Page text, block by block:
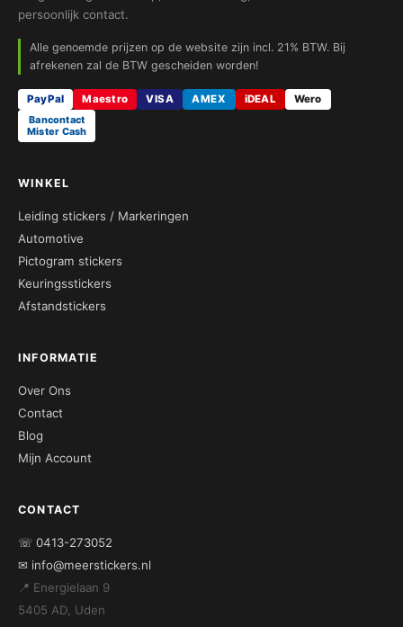
persoonlijk contact.
Alle genoemde prijzen op de website zijn incl. 21% BTW. Bij
afrekenen zal de BTW gescheiden worden!
PayPal Maestro VISA AMEX iDEAL
Wero
Bancontact
Mister Cash
WINKEL
Leiding stickers / Markeringen
Automotive
Pictogram stickers
Keuringsstickers
Afstandstickers
INFORMATIE
Over Ons
Contact
Blog
Mijn Account
CONTACT
☏ 0413-273052
✉ info@meerstickers.nl
📍 Energielaan 9
5405 AD, Uden